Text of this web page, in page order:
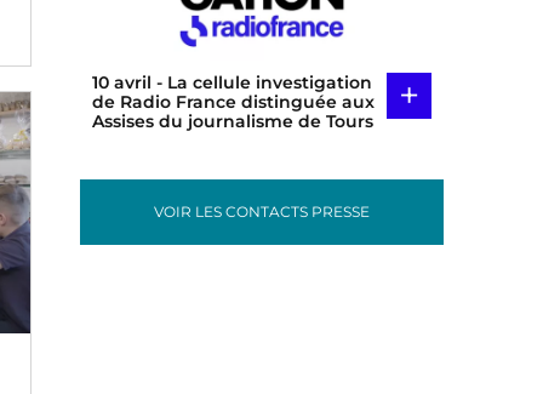
10 avril - La cellule investigation
de Radio France distinguée aux
Assises du journalisme de Tours
+
VOIR LES CONTACTS PRESSE